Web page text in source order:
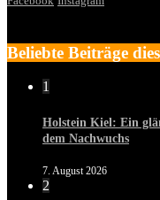
Beliebte Beiträge
1
Holstein Kiel: Ein
dem Nachwuchs
7. August 2026
2